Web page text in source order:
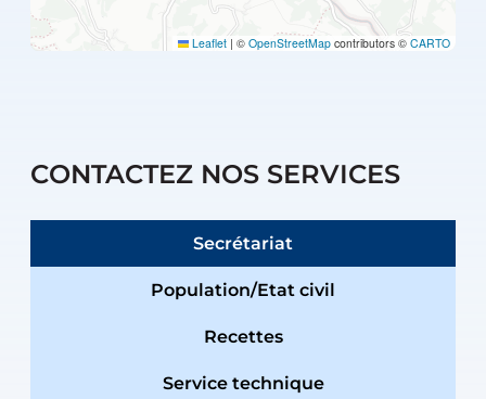
Leaflet | © OpenStreetMap contributors © CARTO
CONTACTEZ NOS SERVICES
Secrétariat
Population/Etat civil
Recettes
Service technique